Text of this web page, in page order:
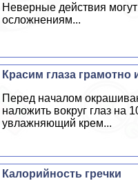
Неверные действия
осложнениям...
Красим глаза грамотно
Перед началом
наложить вокруг глаз на
увлажняющий крем...
Калорийность гречки